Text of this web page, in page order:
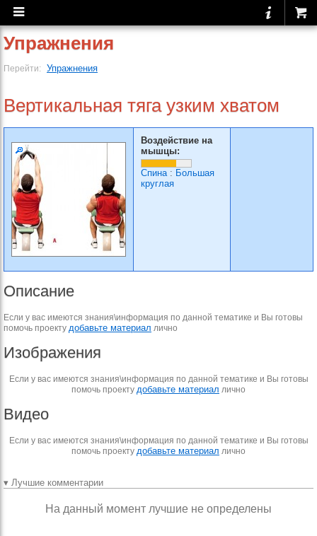
Упражнения
Перейти: Упражнения
Вертикальная тяга узким хватом
Воздействие на
мышцы:
Спина: Большая
круглая
Описание
Если у вас имеются знания\информация по данной тематике и Вы готовы
помочь проекту добавьте материал лично
Изображения
Если у вас имеются знания\информация по данной тематике и Вы готовы
помочь проекту добавьте материал лично
Видео
Если у вас имеются знания\информация по данной тематике и Вы готовы
помочь проекту добавьте материал лично
▾ Лучшие комментарии
На данный момент лучшие не определены